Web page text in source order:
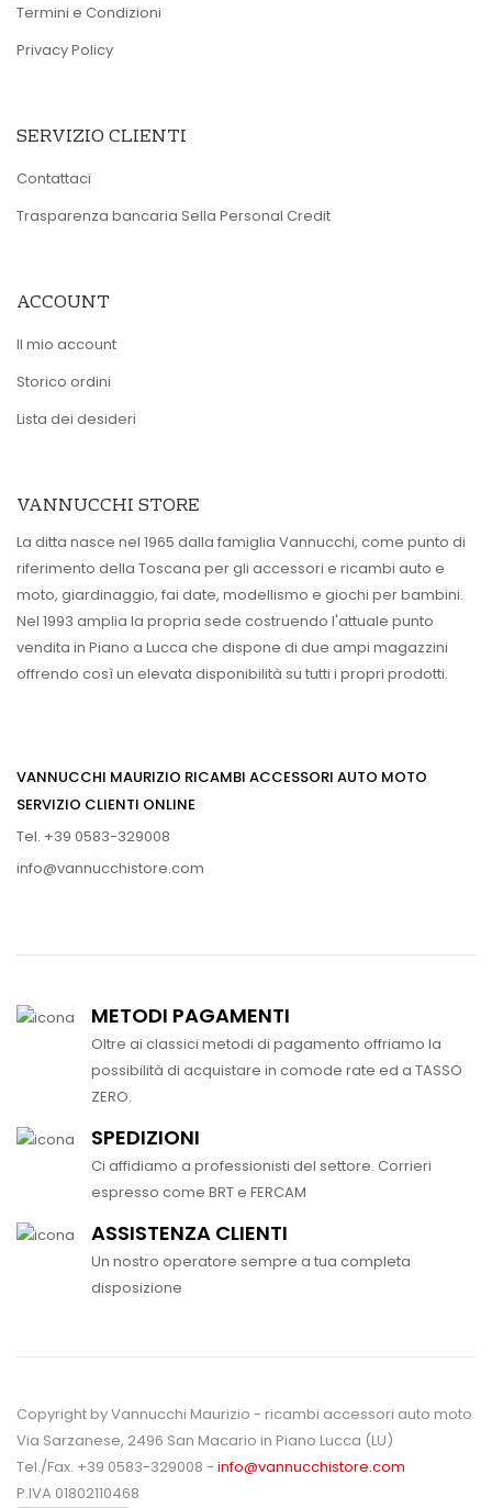
Termini e Condizioni
Privacy Policy
SERVIZIO CLIENTI
Contattaci
Trasparenza bancaria Sella Personal Credit
ACCOUNT
Il mio account
Storico ordini
Lista dei desideri
VANNUCCHI STORE
La ditta nasce nel 1965 dalla famiglia Vannucchi, come punto di
riferimento della Toscana per gli accessori e ricambi auto e
moto, giardinaggio, fai date, modellismo e giochi per bambini.
Nel 1993 amplia la propria sede costruendo l'attuale punto
vendita in Piano a Lucca che dispone di due ampi magazzini
offrendo così un elevata disponibilità su tutti i propri prodotti.
VANNUCCHI MAURIZIO RICAMBI ACCESSORI AUTO MOTO
SERVIZIO CLIENTI ONLINE
Tel. +39 0583-329008
info@vannucchistore.com
METODI PAGAMENTI
Oltre ai classici metodi di pagamento offriamo la
possibilità di acquistare in comode rate ed a TASSO
ZERO.
SPEDIZIONI
Ci affidiamo a professionisti del settore. Corrieri
espresso come BRT e FERCAM
ASSISTENZA CLIENTI
Un nostro operatore sempre a tua completa
disposizione
Copyright by Vannucchi Maurizio - ricambi accessori auto moto
Via Sarzanese, 2496 San Macario in Piano Lucca (LU)
Tel./Fax. +39 0583-329008 - info@vannucchistore.com
P.IVA 01802110468